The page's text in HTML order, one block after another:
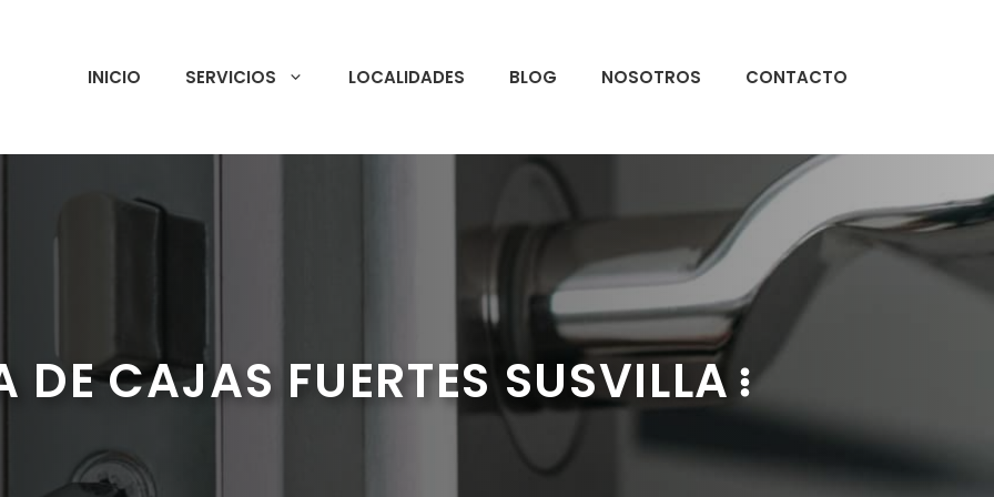
INICIO SERVICIOS LOCALIDADES BLOG NOSOTROS CONTACTO
DE CAJAS FUERTES SUSVILLA